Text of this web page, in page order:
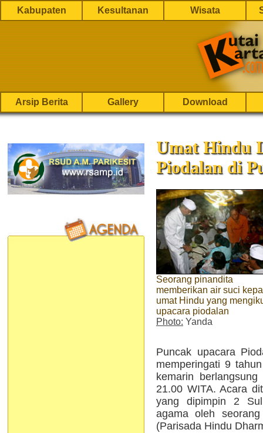
Kabupaten Kesultanan Wisata
Arsip Berita Gallery Download
Umat Hindu
Piodalan di
Seorang pinandita
memberikan air suci
umat Hindu yang
upacara piodalan
Photo: Yanda
Puncak upacara
memperingati 9
kemarin
21.00 WITA. Acara
yang dipimpin 2
agama oleh
(Parisada Hindu